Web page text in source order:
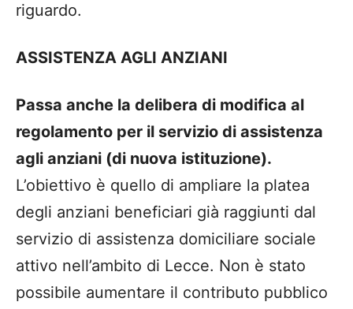
riguardo.
ASSISTENZA AGLI ANZIANI
Passa anche la delibera di modifica al
regolamento per il servizio di assistenza
agli anziani (di nuova istituzione).
L’obiettivo è quello di ampliare la platea
degli anziani beneficiari già raggiunti dal
servizio di assistenza domiciliare sociale
attivo nell’ambito di Lecce. Non è stato
possibile aumentare il contributo pubblico